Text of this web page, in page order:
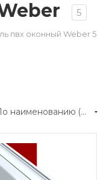
5
пвх оконный Weber 5
По наименованию (А-Я)